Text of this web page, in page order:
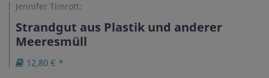
Jennifer Timrott:
Strandgut aus Plastik und anderer
Meeresmüll
12,80 € *